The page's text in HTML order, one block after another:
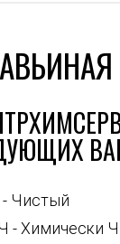
Чистый
- Химически